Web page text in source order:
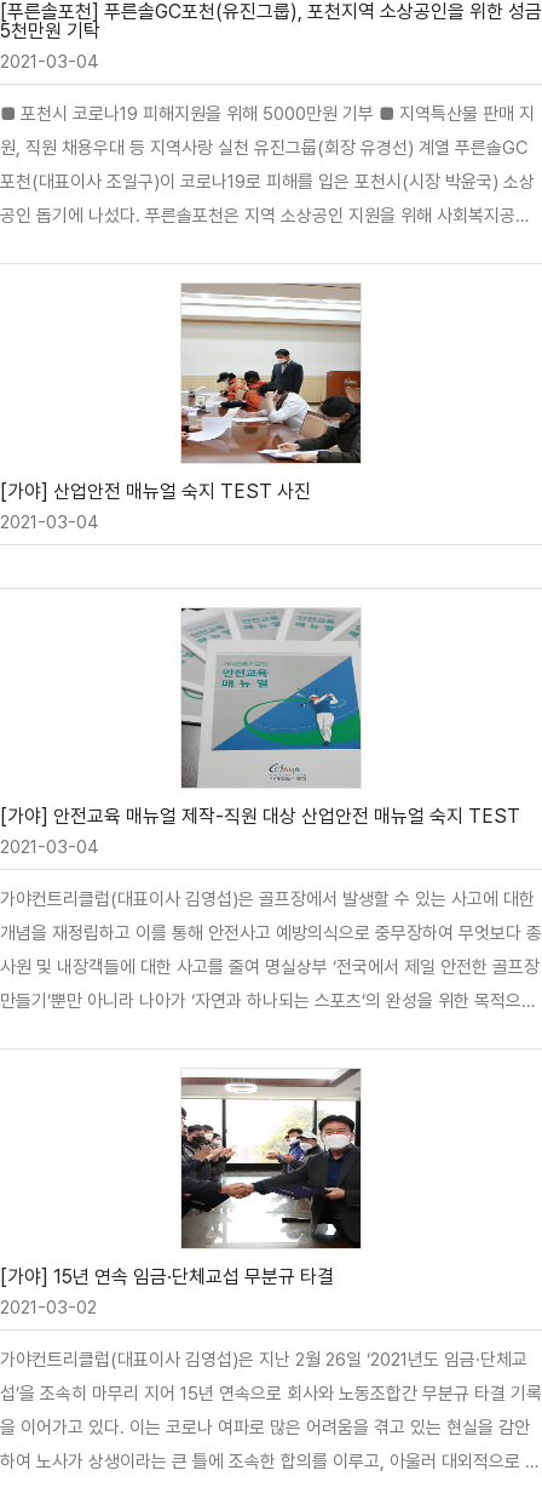
로 애정을 갖고 꾸준히 찾아오는 골퍼들이 …
[푸른솔포천] 푸른솔GC포천(유진그룹), 포천지역 소상공인을 위한 성금
5천만원 기탁
2021-03-04
■ 포천시 코로나19 피해지원을 위해 5000만원 기부 ■ 지역특산물 판매 지
원, 직원 채용우대 등 지역사랑 실천 유진그룹(회장 유경선) 계열 푸른솔GC
포천(대표이사 조일구)이 코로나19로 피해를 입은 포천시(시장 박윤국) 소상
공인 돕기에 나섰다. 푸른솔포천은 지역 소상공인 지원을 위해 사회복지공동
탁한 성금은 코로나19 장기화에 따른 매출감소로 어려움을 겪고 있는 포천 지
역 영세 소상공인과 사회취약계층을 돕는데 사용될 예정이다. 푸른솔포천은
이번 기탁 외에도 지역 사랑 실천을 위한 다양한 활동을 펼치고 있다. 골프장
내에 포도 등 포천 지역특산물을 판매할 수 있는 공간을 매년 무료로 임대해
주며 지역 농가의 소득증대와 판로확대를 돕고 있다. 직원 채용 시에는 포천
지역 인근에 거주하는 지원자를 우대 채용하고 있어 지역 일자리 창출의 귀감
이 되고 있다. 또한 내방객들의 자율적인 참여와 다…
[가야] 산업안전 매뉴얼 숙지 TEST 사진
2021-03-04
[가야] 안전교육 매뉴얼 제작-직원 대상 산업안전 매뉴얼 숙지 TEST
2021-03-04
가야컨트리클럽(대표이사 김영섭)은 골프장에서 발생할 수 있는 사고에 대한
개념을 재정립하고 이를 통해 안전사고 예방의식으로 중무장하여 무엇보다 종
사원 및 내장객들에 대한 사고를 줄여 명실상부 ‘전국에서 제일 안전한 골프장
만들기’뿐만 아니라 나아가 ‘자연과 하나되는 스포츠’의 완성을 위한 목적으로
각종 법규와 규제에 맞춰 실질적인 안전사고 예방과 안전의식 고취를 위해 3
월 4일 무작위로 선정된 직원들을 대상으로 산업안전 매뉴얼 숙지 TEST를
치렀고 앞으로도 비슷한 방식의 시험을 통해 전 종사원이 안전사고를 예방하
고 실질적인 각 부서와 개별 상황에 걸맞는 대응능력을 높여 나아가 가장 안전
한 골프장으로 거듭나는데 전종사원들이 최선을 다 할 것이다.
[가야] 15년 연속 임금·단체교섭 무분규 타결
2021-03-02
가야컨트리클럽(대표이사 김영섭)은 지난 2월 26일 ‘2021년도 임금·단체교
섭’을 조속히 마무리 지어 15년 연속으로 회사와 노동조합간 무분규 타결 기록
을 이어가고 있다. 이는 코로나 여파로 많은 어려움을 겪고 있는 현실을 감안
하여 노사가 상생이라는 큰 틀에 조속한 합의를 이루고, 아울러 대외적으로 더